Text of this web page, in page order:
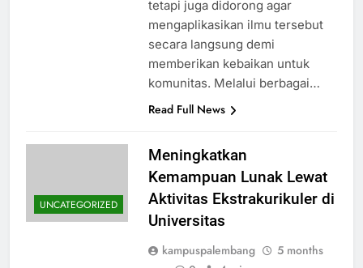
tetapi juga didorong agar
mengaplikasikan ilmu tersebut
secara langsung demi
memberikan kebaikan untuk
komunitas. Melalui berbagai…
Read Full News
UNCATEGORIZED
Meningkatkan
Kemampuan Lunak Lewat
Aktivitas Ekstrakurikuler di
Universitas
kampuspalembang
5 months